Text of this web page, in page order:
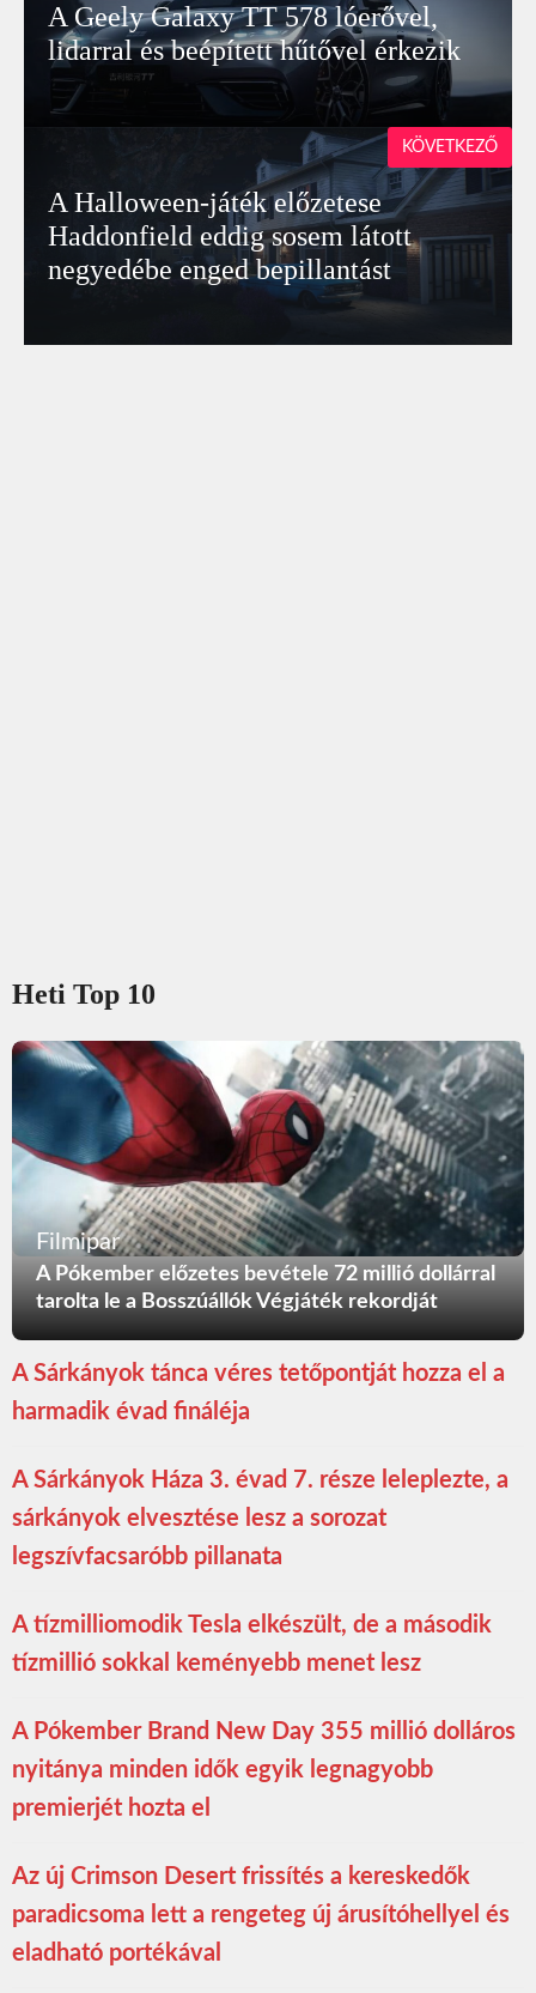
A Geely Galaxy TT 578 lóerővel,
lidarral és beépített hűtővel érkezik
A Halloween-játék előzetese
Haddonfield eddig sosem látott
negyedébe enged bepillantást
KÖVETKEZŐ
Heti Top 10
Filmipar
A Pókember előzetes bevétele 72 millió dollárral
tarolta le a Bosszúállók Végjáték rekordját
A Sárkányok tánca véres tetőpontját hozza el a
harmadik évad fináléja
A Sárkányok Háza 3. évad 7. része leleplezte, a
sárkányok elvesztése lesz a sorozat
legszívfacsaróbb pillanata
A tízmilliomodik Tesla elkészült, de a második
tízmillió sokkal keményebb menet lesz
A Pókember Brand New Day 355 millió dolláros
nyitánya minden idők egyik legnagyobb
premierjét hozta el
Az új Crimson Desert frissítés a kereskedők
paradicsoma lett a rengeteg új árusítóhellyel és
eladható portékával